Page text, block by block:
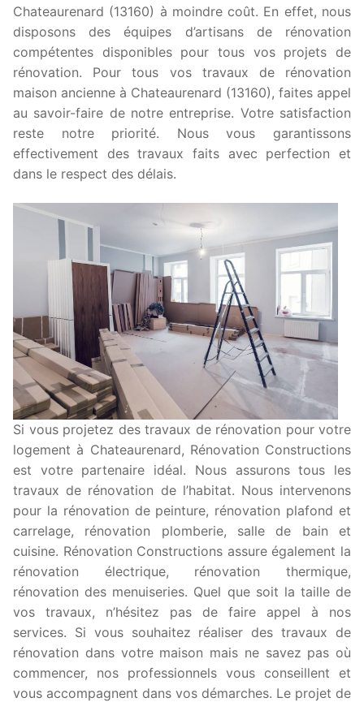
Chateaurenard (13160) à moindre coût. En effet, nous
disposons des équipes d’artisans de rénovation
compétentes disponibles pour tous vos projets de
rénovation. Pour tous vos travaux de rénovation
maison ancienne à Chateaurenard (13160), faites appel
au savoir-faire de notre entreprise. Votre satisfaction
reste notre priorité. Nous vous garantissons
effectivement des travaux faits avec perfection et
dans le respect des délais.
Si vous projetez des travaux de rénovation pour votre
logement à Chateaurenard, Rénovation Constructions
est votre partenaire idéal. Nous assurons tous les
travaux de rénovation de l’habitat. Nous intervenons
pour la rénovation de peinture, rénovation plafond et
carrelage, rénovation plomberie, salle de bain et
cuisine. Rénovation Constructions assure également la
rénovation électrique, rénovation thermique,
rénovation des menuiseries. Quel que soit la taille de
vos travaux, n’hésitez pas de faire appel à nos
services. Si vous souhaitez réaliser des travaux de
rénovation dans votre maison mais ne savez pas où
commencer, nos professionnels vous conseillent et
vous accompagnent dans vos démarches. Le projet de